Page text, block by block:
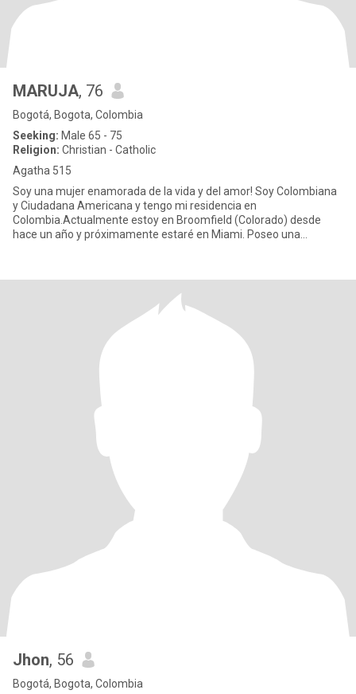
MARUJA, 76
Bogotá, Bogota, Colombia
Seeking: Male 65 - 75
Religion: Christian - Catholic
Agatha 515
Soy una mujer enamorada de la vida y del amor! Soy Colombiana
y Ciudadana Americana y tengo mi residencia en
Colombia.Actualmente estoy en Broomfield (Colorado) desde
hace un año y próximamente estaré en Miami. Poseo una
Jhon, 56
Bogotá, Bogota, Colombia